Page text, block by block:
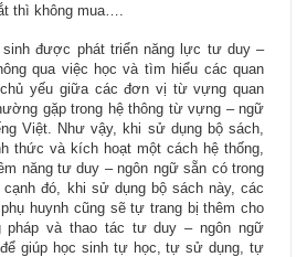
thì không mua….
được phát triển năng lực tư duy –
qua việc học và tìm hiểu các quan
yếu giữa các đơn vị từ vựng quan
gặp trong hệ thông từ vựng – ngữ
Việt. Như vậy, khi sử dụng bộ sách,
thức và kích hoạt một cách hệ thống,
năng tư duy – ngôn ngữ sẵn có trong
đó, khi sử dụng bộ sách này, các
huynh cũng sẽ tự trang bị thêm cho
pháp và thao tác tư duy – ngôn ngữ
giúp học sinh tự học, tự sử dụng, tự